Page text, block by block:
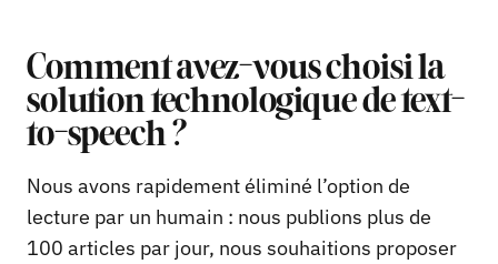
Comment avez-vous choisi la
solution technologique de text-
to-speech ?
Nous avons rapidement éliminé l’option de
lecture par un humain : nous publions plus de
100 articles par jour, nous souhaitions proposer